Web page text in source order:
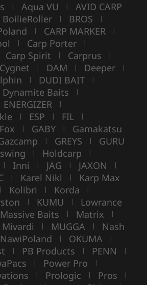
| Aqua VU | AVID CARP
BoilieRoller | BROS |
| CARP MARKER |
| Carp Porter |
Carp Spirit | Carprus |
Cygnet | DAM | Deeper |
| DUDI BAIT |
Dynamite Baits |
ENERGIZER |
| ESP | FIL |
Fox | GABY | Gamakatsu
| GREYS | GURU
| Holdcarp |
| Inni | JAG | JAXON |
| Karel Nikl | Karp Max
| Kolibri | Korda |
| KUMU | Lowrance
Massive Baits | Matrix |
Mivardi | MUGGA | Nash
NawiPoland | OKUMA |
| PB Products | PENN |
| Power Pro |
| Prologic | Pros |